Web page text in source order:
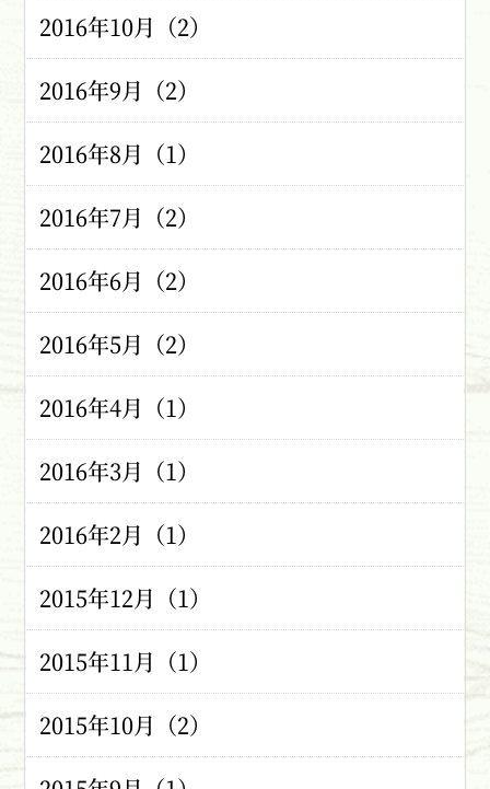
2016年10月（2）
2016年9月（2）
2016年8月（1）
2016年7月（2）
2016年6月（2）
2016年5月（2）
2016年4月（1）
2016年3月（1）
2016年2月（1）
2015年12月（1）
2015年11月（1）
2015年10月（2）